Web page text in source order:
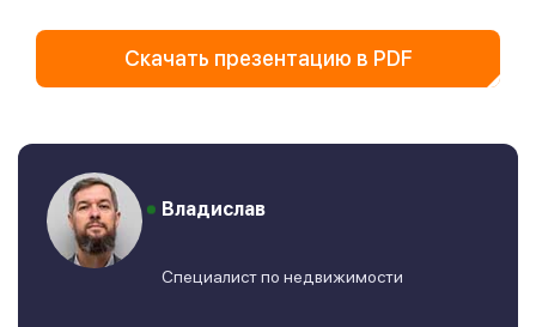
Скачать презентацию в PDF
Владислав
Специалист по недвижимости